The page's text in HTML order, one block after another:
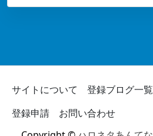
サイトについて 登録ブログ一覧
登録申請
お問い合わせ